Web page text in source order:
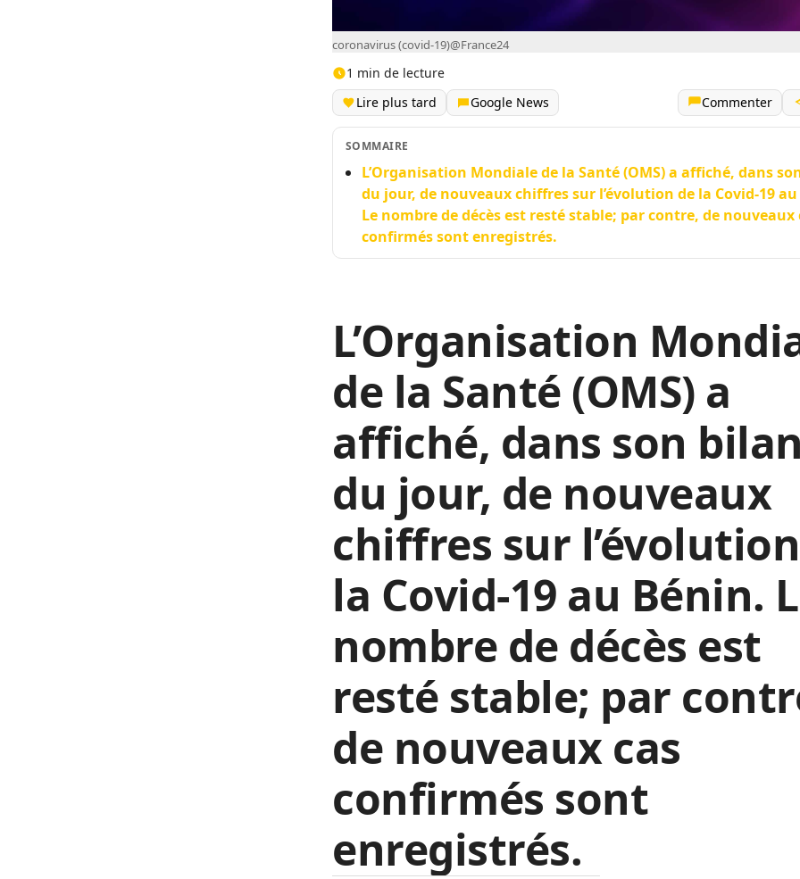
coronavirus (covid-19)@France24
1 min de lecture
Lire plus tard
Google News Commenter
SOMMAIRE
L’Organisation Mondiale de la Santé (OMS) a affiché, dans
du jour, de nouveaux chiffres sur l’évolution de la Covid-19
Le nombre de décès est resté stable; par contre, de nouveaux
confirmés sont enregistrés.
L’Organisation
de la Santé (OMS) a
affiché, dans son
du jour, de nouveaux
chiffres sur
la Covid-19 au Bénin.
nombre de décès est
resté stable; par
de nouveaux cas
confirmés sont
enregistrés.